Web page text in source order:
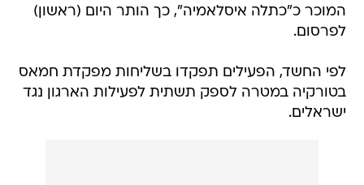
המוכר כ"כתלה איסלאמיה", כך הותר היום (ראשון)
לפרסום.
לפי החשד, הפעילים תפקדו בשליחות מפקדת חמאס
בטורקיה במטרה לספק תשתית לפעילות הארגון נגד
ישראלים.